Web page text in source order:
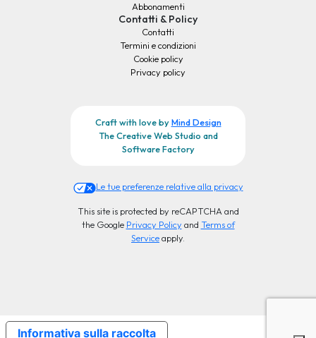
Abbonamenti
Contatti & Policy
Contatti
Termini e condizioni
Cookie policy
Privacy policy
Craft with love byMind Design
The Creative Web Studio and
Software Factory
Le tue preferenze relative alla privacy
This site is protected by reCAPTCHA and
the Google Privacy Policy and Terms of
Serviceapply.
Informativa sulla raccolta